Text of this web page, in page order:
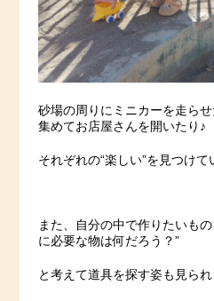
砂場の周りにミニカーを走ら
集めてお店屋さんを開いたり♪
それぞれの“楽しい”を見つけて
また、自分の中で作りたいも
に必要な物は何だろう？”
と考えて道具を探す姿も見ら